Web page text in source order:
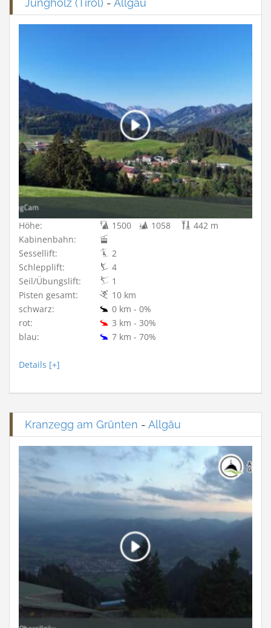
Jungholz (Tirol) - Allgäu
Höhe: 1500 1058
442 m
Kabinenbahn:
Sessellift:
2
Schlepplift:
4
Seil/Übungslift:
1
Pisten gesamt:
10 km
schwarz:
0 km - 0%
rot:
3 km - 30%
blau:
7 km - 70%
Details [+]
Kranzegg am Grünten - Allgäu